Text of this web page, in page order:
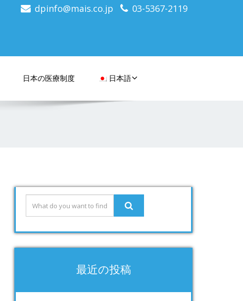
dpinfo@mais.co.jp 03-5367-2119
日本の医療制度 日本語
最近の投稿